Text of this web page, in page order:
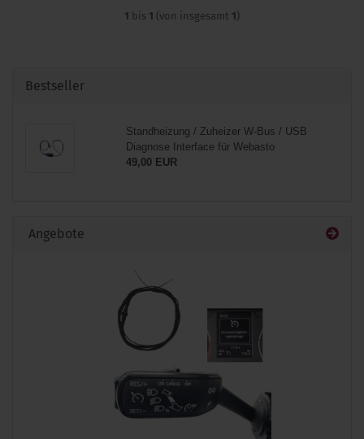
1 bis 1 (von insgesamt 1)
Bestseller
Standheizung / Zuheizer W-Bus / USB
Diagnose Interface für Webasto
49,00 EUR
Angebote